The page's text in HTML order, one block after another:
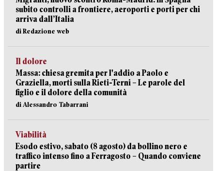
subito controlli a frontiere, aeroporti e porti per chi
arriva dall’Italia
di Redazione web
Il dolore
Massa: chiesa gremita per l'addio a Paolo e
Graziella, morti sulla Rieti-Terni – Le parole del
figlio e il dolore della comunità
di Alessandro Tabarrani
Viabilità
Esodo estivo, sabato (8 agosto) da bollino nero e
traffico intenso fino a Ferragosto – Quando conviene
partire